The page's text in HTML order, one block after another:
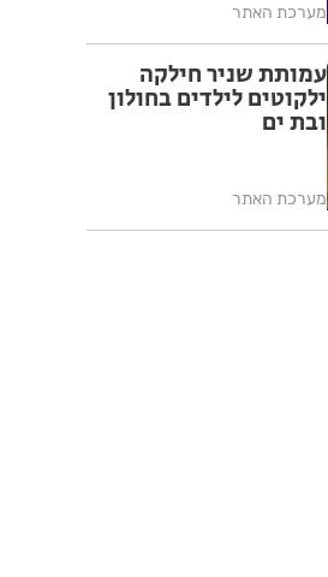
מערכת האתר
עמותת שניר חילקה
ילקוטים לילדים בחולון
ובת ים
מערכת האתר